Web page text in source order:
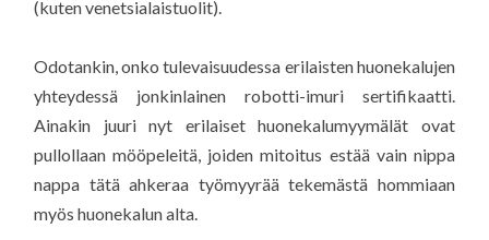
(kuten venetsialaistuolit).
Odotankin, onko tulevaisuudessa erilaisten huonekalujen
yhteydessä jonkinlainen robotti-imuri sertifikaatti.
Ainakin juuri nyt erilaiset huonekalumyymälät ovat
pullollaan mööpeleitä, joiden mitoitus estää vain nippa
nappa tätä ahkeraa työmyyrää tekemästä hommiaan
myös huonekalun alta.